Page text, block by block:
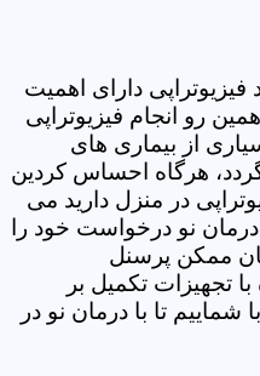
دارای اهمیت
رو انجام فیزیوتراپی
از بیماری های
هرگاه احساس کردین
در منزل دارید می
نو درخواست خود را
ممکن پرسنل
تجهیزات تکمیل بر
شماییم تا با درمان نو در